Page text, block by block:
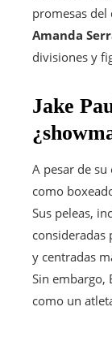
promesas
Amanda
divisiones y
Jake
A pesar de su
como
Sus peleas,
consideradas
y centradas
Sin embargo,
como un